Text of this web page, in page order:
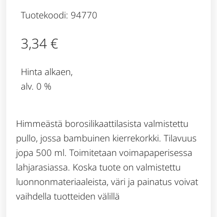
Tuotekoodi: 94770
3,34 €
Hinta alkaen,
alv. 0 %
Himmeästä borosilikaattilasista valmistettu
pullo, jossa bambuinen kierrekorkki. Tilavuus
jopa 500 ml. Toimitetaan voimapaperisessa
lahjarasiassa. Koska tuote on valmistettu
luonnonmateriaaleista, väri ja painatus voivat
vaihdella tuotteiden välillä